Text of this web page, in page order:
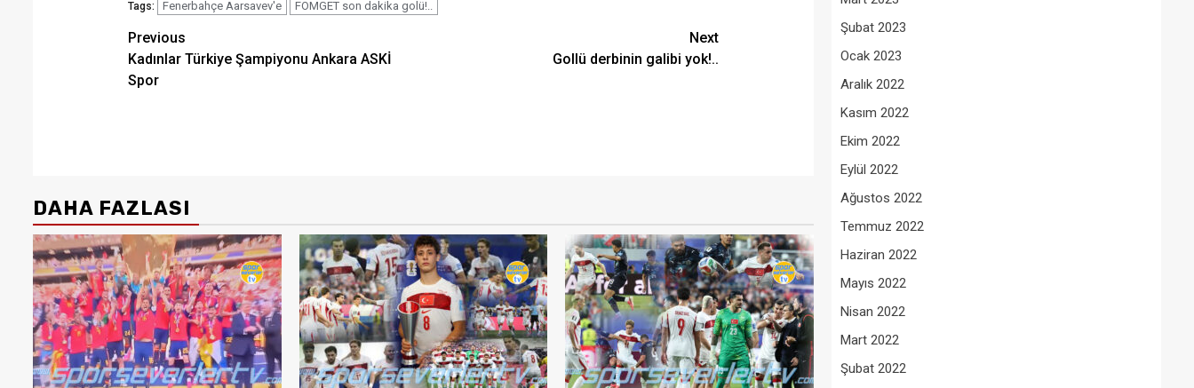
Tags: Fenerbahçe Aarsavev'e FOMGET son dakika golü!..
Post
navigation
Previous
Kadınlar Türkiye Şampiyonu Ankara ASKİ
Spor
Next
Gollü derbinin galibi yok!..
DAHA FAZLASI
Şubat 2023
Ocak 2023
Aralık 2022
Kasım 2022
Ekim 2022
Eylül 2022
Ağustos 2022
Temmuz 2022
Haziran 2022
Mayıs 2022
Nisan 2022
Mart 2022
Şubat 2022